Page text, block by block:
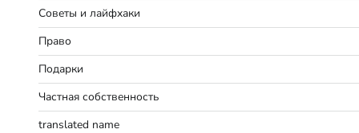
Советы и лайфхаки
Право
Подарки
Частная собственность
translated name